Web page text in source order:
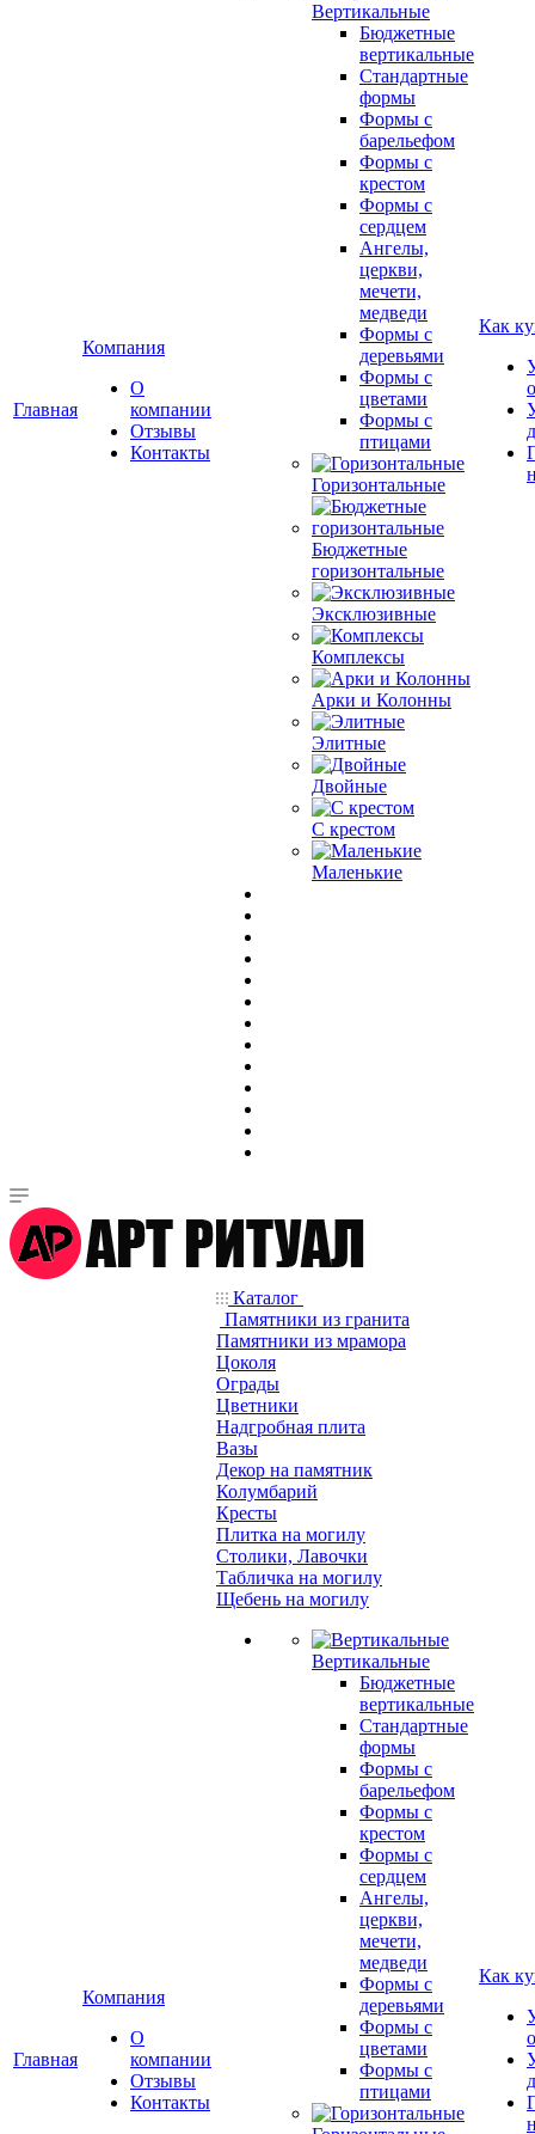
Главная
Компания
О
компании
Отзывы
Контакты
Вертикальные
Бюджетные
вертикальные
Стандартные
формы
Формы с
барельефом
Формы с
крестом
Формы с
сердцем
Ангелы,
церкви,
мечети,
медведи
Формы с
деревьями
Формы с
цветами
Формы с
птицами
Горизонтальные
Бюджетные
горизонтальные
Эксклюзивные
Комплексы
Арки и Колонны
Элитные
Двойные
С крестом
Маленькие
Как
Главная
Компания
О
компании
Отзывы
Контакты
Каталог
Памятники из гранита
Памятники из мрамора
Цоколя
Ограды
Цветники
Надгробная плита
Вазы
Декор на памятник
Колумбарий
Кресты
Плитка на могилу
Столики, Лавочки
Табличка на могилу
Щебень на могилу
Вертикальные
Бюджетные
вертикальные
Стандартные
формы
Формы с
барельефом
Формы с
крестом
Формы с
сердцем
Ангелы,
церкви,
мечети,
медведи
Формы с
деревьями
Формы с
цветами
Формы с
птицами
Как